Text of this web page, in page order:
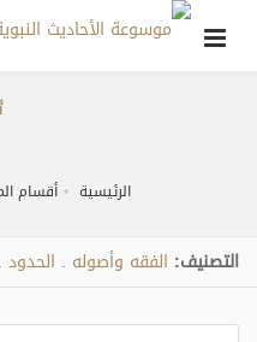
الرئيسية أقسام
التصنيف: الفقه وأصوله الحدود